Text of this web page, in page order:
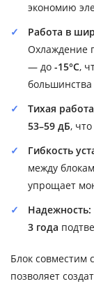
экономию
Работа в
Охлаждение
— до -15°C,
большинства
Тихая
53–59 дБ,
Гибкость
между
упрощает
Надежность:
3 года
Блок совместим
позволяет